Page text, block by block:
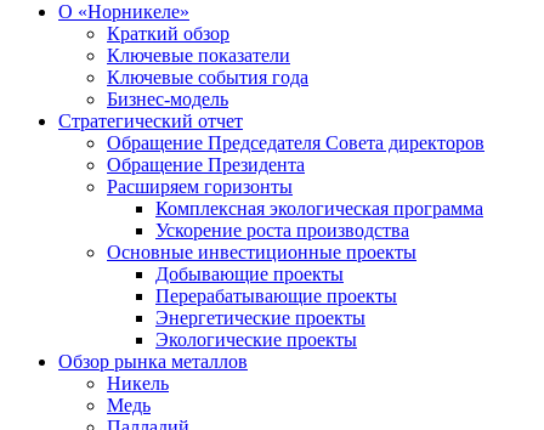
О «Норникеле»
Краткий обзор
Ключевые показатели
Ключевые события года
Бизнес-модель
Стратегический отчет
Обращение Председателя Совета директоров
Обращение Президента
Расширяем горизонты
Комплексная экологическая программа
Ускорение роста производства
Основные инвестиционные проекты
Добывающие проекты
Перерабатывающие проекты
Энергетические проекты
Экологические проекты
Обзор рынка металлов
Никель
Медь